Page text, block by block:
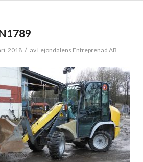
2018 / av Lejondalens Entreprenad AB